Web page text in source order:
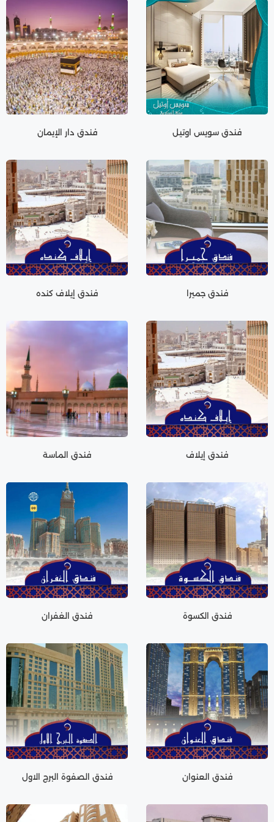
فندق سويس اوتيل فندق دار الإيمان
فندق جميرا فندق إيلاف كنده
فندق إيلاف فندق الماسة
فندق الكسوة فندق الغفران
فندق العنوان فندق الصفوة البرج الاول